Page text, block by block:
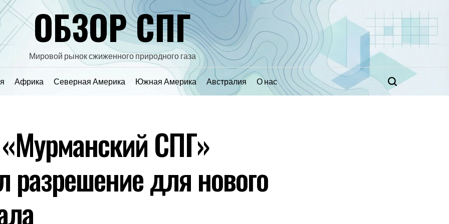
ОБЗОР СПГ
Мировой рынок сжиженного природного газа
Африка Северная Америка Южная Америка Австралия О нас Поиск
СПГ»
разрешение для нового